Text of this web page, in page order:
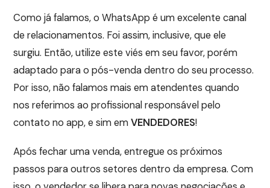
Como já falamos, o WhatsApp é um excelente canal
de relacionamentos. Foi assim, inclusive, que ele
surgiu. Então, utilize este viés em seu favor, porém
adaptado para o pós-venda dentro do seu processo.
Por isso, não falamos mais em atendentes quando
nos referimos ao profissional responsável pelo
contato no app, e sim emVENDEDORES!
Após fechar uma venda, entregue os próximos
passos para outros setores dentro da empresa. Com